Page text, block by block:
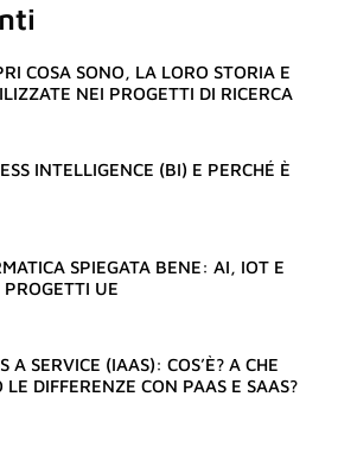
COSA SONO, LA LORO STORIA E
NEI PROGETTI DI RICERCA
INTELLIGENCE (BI) E PERCHÉ È
SPIEGATA BENE: AI, IOT E
UE
A SERVICE (IAAS): COS’È? A CHE
LE DIFFERENZE CON PAAS E SAAS?